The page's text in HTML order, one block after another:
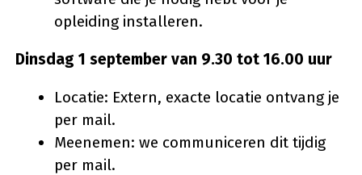
opleiding installeren.
Dinsdag 1 september van 9.30 tot 16.00 uur
Locatie: Extern, exacte locatie ontvang je
per mail.
Meenemen: we communiceren dit tijdig
per mail.